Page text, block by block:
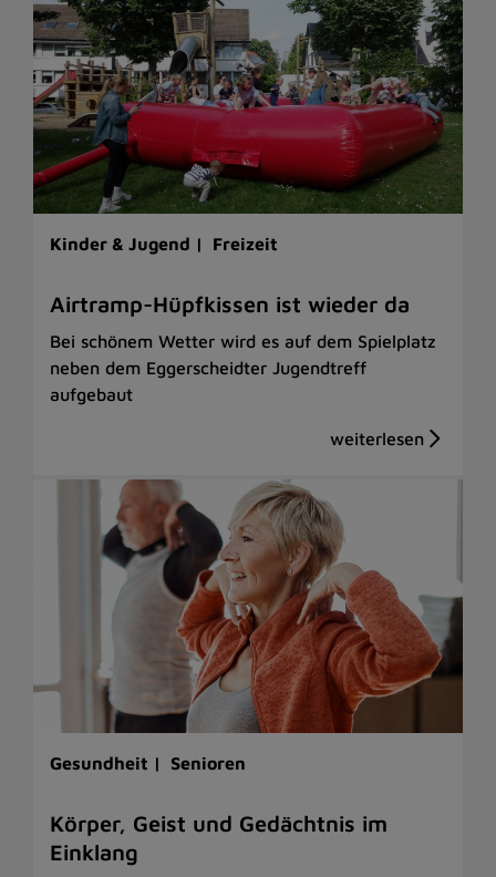
Kinder & Jugend | Freizeit
Airtramp-Hüpfkissen ist wieder da
Bei schönem Wetter wird es auf dem Spielplatz
neben dem Eggerscheidter Jugendtreff
aufgebaut
Gesundheit | Senioren
Körper, Geist und Gedächtnis im
Einklang